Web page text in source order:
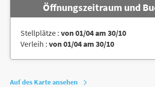
Öffnungszeitraum und
Stellplätze : von 01/04 am 30/10
Verleih : von 01/04 am 30/10
Auf des Karte ansehen